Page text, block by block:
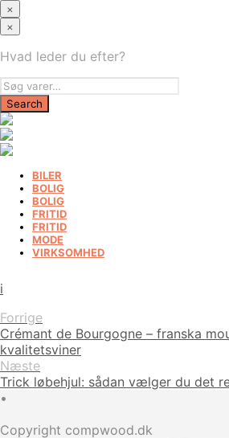
×
×
Hvad leder du efter?
BILER
BOLIG
BOLIG
FRITID
FRITID
MODE
VIRKSOMHED
i
Forrige
Crémant de Bourgogne – franska
kvalitetsviner
Næste
Trick løbehjul: sådan vælger du det
•
Copyright compwood.dk